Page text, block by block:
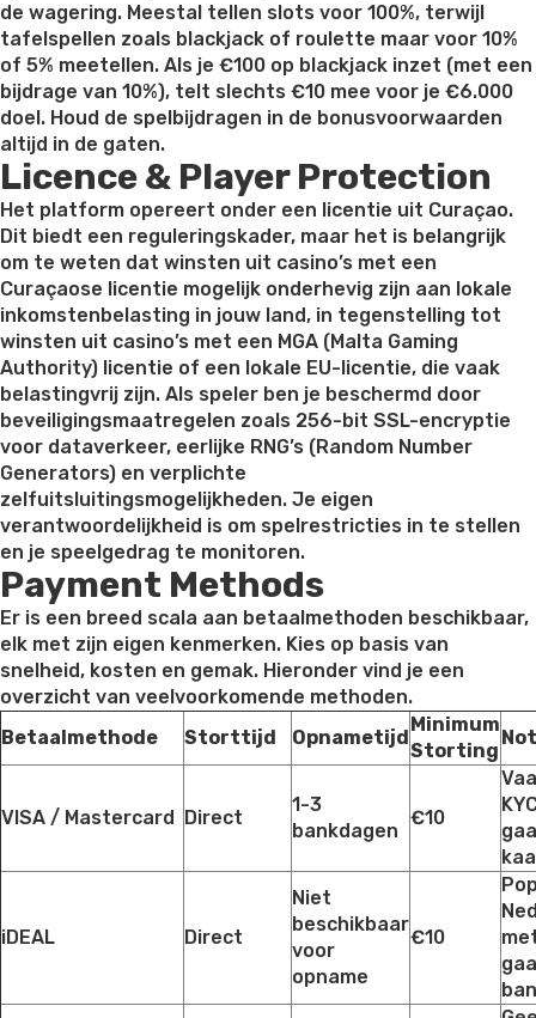
de wagering. Meestal tellen slots voor 100%, terwijl
tafelspellen zoals blackjack of roulette maar voor 10%
of 5% meetellen. Als je €100 op blackjack inzet (met een
bijdrage van 10%), telt slechts €10 mee voor je €6.000
doel. Houd de spelbijdragen in de bonusvoorwaarden
altijd in de gaten.
Licence & Player Protection
Het platform opereert onder een licentie uit Curaçao.
Dit biedt een reguleringskader, maar het is belangrijk
om te weten dat winsten uit casino’s met een
Curaçaose licentie mogelijk onderhevig zijn aan lokale
inkomstenbelasting in jouw land, in tegenstelling tot
winsten uit casino’s met een MGA (Malta Gaming
Authority) licentie of een lokale EU-licentie, die vaak
belastingvrij zijn. Als speler ben je beschermd door
beveiligingsmaatregelen zoals 256-bit SSL-encryptie
voor dataverkeer, eerlijke RNG’s (Random Number
Generators) en verplichte
zelfuitsluitingsmogelijkheden. Je eigen
verantwoordelijkheid is om spelrestricties in te stellen
en je speelgedrag te monitoren.
Payment Methods
Er is een breed scala aan betaalmethoden beschikbaar,
elk met zijn eigen kenmerken. Kies op basis van
snelheid, kosten en gemak. Hieronder vind je een
overzicht van veelvoorkomende methoden.
Betaalmethode
Storttijd Opnametijd
Minimum
Storting
VISA / Mastercard Direct
1-3
bankdagen
€10
iDEAL Direct
Niet
beschikbaar
voor
opname
€10